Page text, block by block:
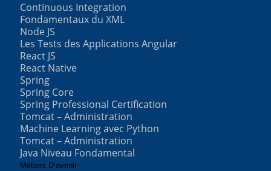
Continuous Integration
Fondamentaux du XML
Node JS
Les Tests des Applications Angular
React JS
React Native
Spring
Spring Core
Spring Professional Certification
Tomcat – Administration
Machine Learning avec Python
Tomcat – Administration
Java Niveau Fondamental
Métiers D’avenir